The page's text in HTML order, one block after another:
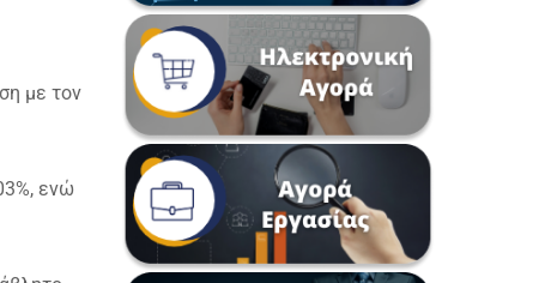
με τον
ενώ